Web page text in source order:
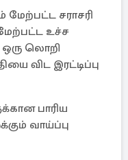
சராசரி
மேற்பட்ட உச்ச
ஒரு லொறி
விட இரட்டிப்பு
பாரிய
வாய்ப்பு